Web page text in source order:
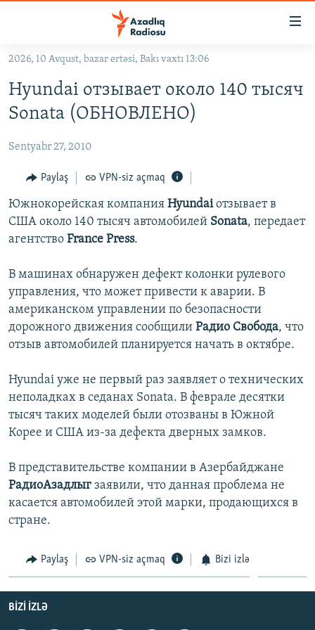
Əsas
qayıt
Əsas
qayıt
#İZAHLA
KORRUPSIOMETR
#ƏSLINDƏ
FƏRQƏ BAX
QANUNI DOĞRU
ARAŞDIRMA
VIDEO
İNFOQRAFIKA
RADIO ARXIV
AZƏRBAYCAN ƏDƏBIYYATI KITABXANASI
İZ - MƏDƏNIYYƏT PROQRAMI
HAQQIMIZDA
MISSIYAMIZ
PEŞƏ ETIKASI VƏ JURNALISTIKA STANDARTLARIMIZ
MATERIALLARIMIZDAN ISTIFADƏ
AZADLIQRADIOSU MOBIL TELEFONUNUZDA
BIZIMLƏ ƏLAQƏ
BIZI IZLƏ
RFE/RL-in bütün saytları
2026, 10 Avqust, bazar ertəsi, Bakı vaxtı 13:06
Hyundai отзывает около 140 тысяч
Sonata (ОБНОВЛЕНО)
Sentyabr 27, 2010
Paylaş VPN-siz açmaq
Южнокорейская компания Hyundaiотзывает в
США около 140 тысяч автомобилей Sonata, передает
агентство France Press.
В машинах обнаружен дефект колонки рулевого
управления, что может привести к аварии. В
американском управлении по безопасности
дорожного движения сообщили Радио Свобода, что
отзыв автомобилей планируется начать в октябре.
Hyundai уже не первый раз заявляет о технических
неполадках в седанах Sonata. В феврале десятки
тысяч таких моделей были отозваны в Южной
Корее и США из-за дефекта дверных замков.
В представительстве компании в Азербайджане
РадиоАзадлыг заявили, что данная проблема не
касается автомобилей этой марки, продающихся в
стране.
Paylaş VPN-siz açmaq Bizi izlə
BIZI IZLƏ